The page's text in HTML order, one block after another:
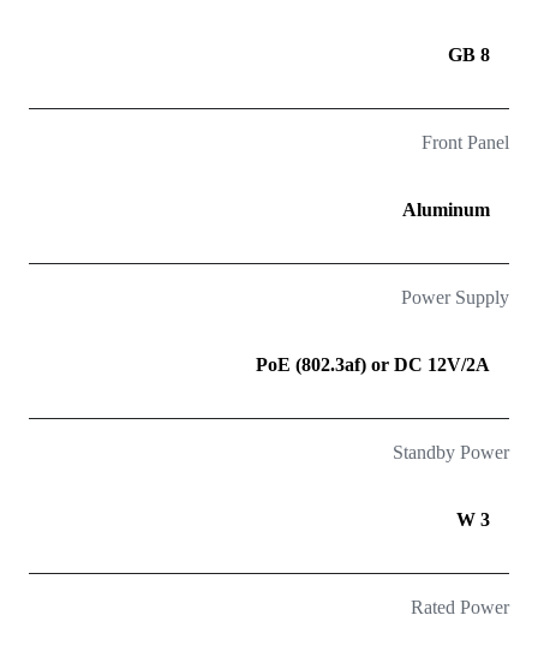
8 GB
Front Panel
Aluminum
Power Supply
PoE (802.3af) or DC 12V/2A
Standby Power
3 W
Rated Power